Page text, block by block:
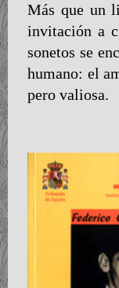
Más que un
invitación a
sonetos se
humano: el
pero valiosa.